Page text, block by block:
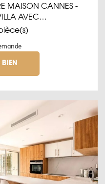
MAISON CANNES -
AVEC…
BIEN